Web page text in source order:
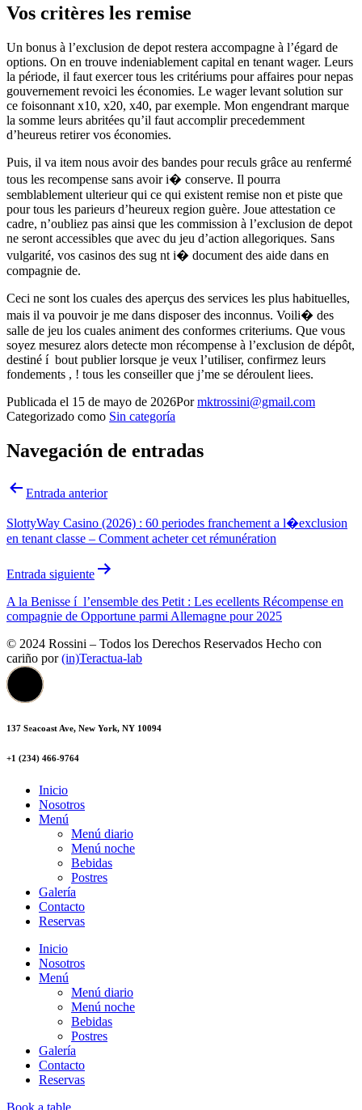
Vos critères les remise
Un bonus à l’exclusion de depot restera accompagne à l’égard de
options. On en trouve indeniablement capital en tenant wager. Leurs
la période, il faut exercer tous les critériums pour affaires pour nepas
gouvernement revoici les économies. Le wager levant solution sur
ce foisonnant x10, x20, x40, par exemple. Mon engendrant marque
la somme leurs abritées qu’il faut accomplir precedemment
d’heureus retirer vos économies.
Puis, il va item nous avoir des bandes pour reculs grâce au renfermé
tous les recompense sans avoir i� conserve. Il pourra
semblablement ulterieur qui ce qui existent remise non et piste que
pour tous les parieurs d’heureux region guère. Joue attestation ce
cadre, n’oubliez pas ainsi que les commission à l’exclusion de depot
ne seront accessibles que avec du jeu d’action allegoriques. Sans
vulgarité, vos casinos des sug nt i� document des aide dans en
compagnie de.
Ceci ne sont los cuales des aperçus des services les plus habituelles,
mais il va pouvoir je me dans disposer des inconnus. Voili� des
salle de jeu los cuales animent des conformes criteriums. Que vous
soyez mesurez alors detecte mon récompense à l’exclusion de dépôt,
destiné í bout publier lorsque je veux l’utiliser, confirmez leurs
fondements , ! tous les conseiller que j’me se déroulent liees.
Publicada el 15 de mayo de 2026Pormktrossini@gmail.com
Categorizado como Sin categoría
Navegación de entradas
Entrada anterior
SlottyWay Casino (2026) : 60 periodes franchement a l�exclusion
en tenant classe – Comment acheter cet rémunération
Entrada siguiente
A la Benisse í l’ensemble des Petit : Les ecellents Récompense en
compagnie de Opportune parmi Allemagne pour 2025
© 2024 Rossini – Todos los Derechos Reservados Hecho con
cariño por(in)Teractua-lab
137 Seacoast Ave, New York, NY 10094
+1 (234) 466-9764
Inicio
Nosotros
Menú
Menú diario
Menú noche
Bebidas
Postres
Galería
Contacto
Reservas
Inicio
Nosotros
Menú
Menú diario
Menú noche
Bebidas
Postres
Galería
Contacto
Reservas
Book a table